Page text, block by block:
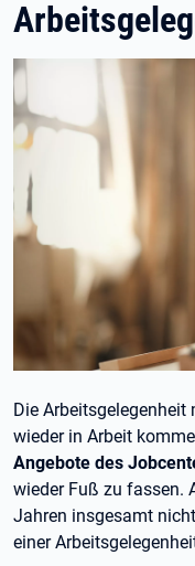
Die Arbeitsgelegenheit
wieder in Arbeit
Angebote des
wieder Fuß zu fassen.
Jahren insgesamt
einer